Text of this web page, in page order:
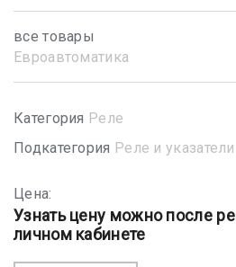
все товары
Евроавтоматика
Категория Реле
Подкатегория Реле и
Цена:
Узнать цену можно после
личном кабинете